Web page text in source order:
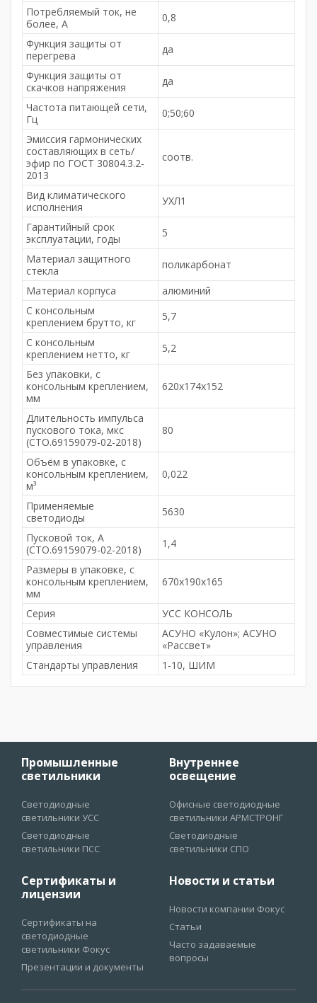
Потребляемый ток, не
более, A
0,8
Функция защиты от
перегрева
да
Функция защиты от
скачков напряжения
да
Частота питающей сети,
Гц
0;50;60
Эмиссия гармонических
составляющих в сеть/
эфир по ГОСТ 30804.3.2-
2013
соотв.
Вид климатического
исполнения
УХЛ1
Гарантийный срок
эксплуатации, годы
5
Материал защитного
стекла
поликарбонат
Материал корпуса
алюминий
С консольным
креплением брутто, кг
5,7
С консольным
креплением нетто, кг
5,2
Без упаковки, с
консольным креплением,
мм
620х174х152
Длительность импульса
пускового тока, мкс
(СТО.69159079-02-2018)
80
Объём в упаковке, с
консольным креплением,
м³
0,022
Применяемые
светодиоды
5630
Пусковой ток, А
(СТО.69159079-02-2018)
1,4
Размеры в упаковке, с
консольным креплением,
мм
670х190х165
Серия
УСС КОНСОЛЬ
Совместимые системы
управления
АСУНО «Кулон»; АСУНО
«Рассвет»
Стандарты управления
1-10, ШИМ
Промышленные
светильники
Светодиодные
светильники УСС
Светодиодные
светильники ПСС
Внутреннее
освещение
Офисные светодиодные
светильники АРМСТРОНГ
Светодиодные
светильники СПО
Сертификаты и
лицензии
Сертификаты на
светодиодные
светильники Фокус
Презентации и документы
Новости и статьи
Новости компании Фокус
Статьи
Часто задаваемые
вопросы